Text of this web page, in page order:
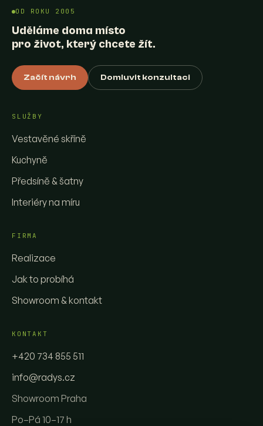
OD ROKU 2005
Uděláme doma místo
pro život, který chcete žít.
Začít návrh Domluvit konzultaci
SLUŽBY
Vestavěné skříně
Kuchyně
Předsíně & šatny
Interiéry na míru
FIRMA
Realizace
Jak to probíhá
Showroom & kontakt
KONTAKT
+420 734 855 511
info@radys.cz
Showroom Praha
Po–Pá 10–17 h